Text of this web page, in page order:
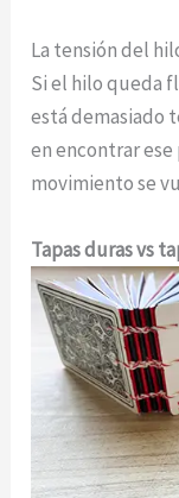
La tensión del
Si el hilo queda
está demasiado
en encontrar
movimiento se
Tapas duras vs